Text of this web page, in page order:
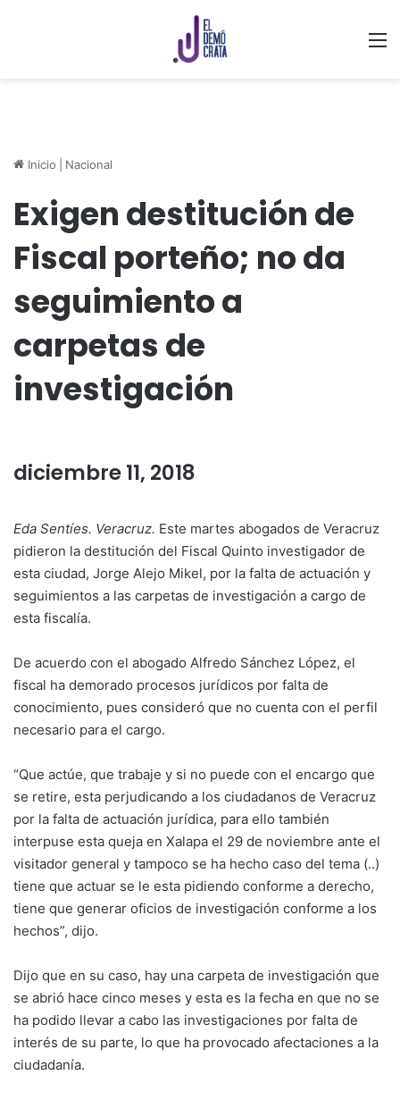
Inicio Nacional
Exigen destitución de
Fiscal porteño; no da
seguimiento a
carpetas de
investigación
diciembre 11, 2018
Eda Sentíes. Veracruz. Este martes abogados de Veracruz
pidieron la destitución del Fiscal Quinto investigador de
esta ciudad, Jorge Alejo Mikel, por la falta de actuación y
seguimientos a las carpetas de investigación a cargo de
esta fiscalía.
De acuerdo con el abogado Alfredo Sánchez López, el
fiscal ha demorado procesos jurídicos por falta de
conocimiento, pues consideró que no cuenta con el perfil
necesario para el cargo.
“Que actúe, que trabaje y si no puede con el encargo que
se retire, esta perjudicando a los ciudadanos de Veracruz
por la falta de actuación jurídica, para ello también
interpuse esta queja en Xalapa el 29 de noviembre ante el
visitador general y tampoco se ha hecho caso del tema (..)
tiene que actuar se le esta pidiendo conforme a derecho,
tiene que generar oficios de investigación conforme a los
hechos”, dijo.
Dijo que en su caso, hay una carpeta de investigación que
se abrió hace cinco meses y esta es la fecha en que no se
ha podido llevar a cabo las investigaciones por falta de
interés de su parte, lo que ha provocado afectaciones a la
ciudadanía.